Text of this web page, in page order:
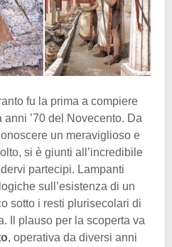
fu la prima a compiere
’70 del Novecento. Da
un meraviglioso e
si è giunti all’incredibile
partecipi. Lampanti
sull’esistenza di un
sotto i resti plurisecolari di
Il plauso per la scoperta va
, operativa da diversi anni